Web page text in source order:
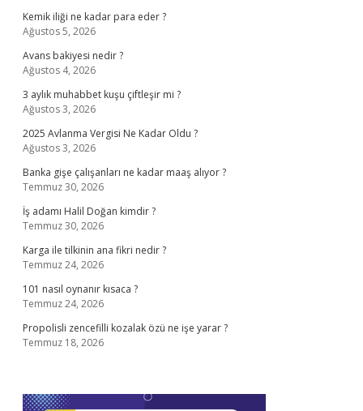
Kemik iliği ne kadar para eder ?
Ağustos 5, 2026
Avans bakiyesi nedir ?
Ağustos 4, 2026
3 aylık muhabbet kuşu çiftleşir mi ?
Ağustos 3, 2026
2025 Avlanma Vergisi Ne Kadar Oldu ?
Ağustos 3, 2026
Banka gişe çalışanları ne kadar maaş alıyor ?
Temmuz 30, 2026
İş adamı Halil Doğan kimdir ?
Temmuz 30, 2026
Karga ile tilkinin ana fikri nedir ?
Temmuz 24, 2026
101 nasıl oynanır kısaca ?
Temmuz 24, 2026
Propolisli zencefilli kozalak özü ne işe yarar ?
Temmuz 18, 2026